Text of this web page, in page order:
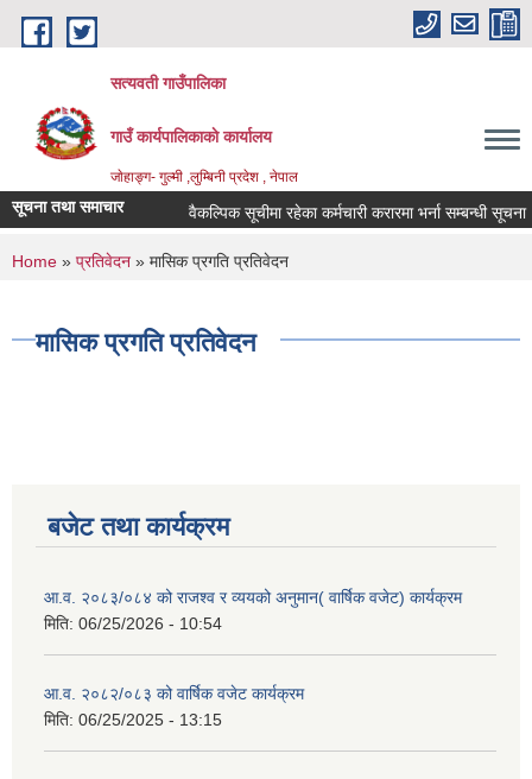
Skip to main content
सत्यवती गाउँपालिका
गाउँ कार्यपालिकाकाे कार्यालय
जाेहाङ्ग- गुल्मी ,लुम्बिनी प्रदेश , नेपाल
सूचना तथा समाचार वैकल्पिक सूचीमा रहेका कर्मचारी करारमा भर्ना सम्बन्धी सूचना ।
You are here
Home » प्रतिवेदन » मासिक प्रगति प्रतिवेदन
मासिक प्रगति प्रतिवेदन
बजेट तथा कार्यक्रम
आ.व. २०८३/०८४ को राजश्व र व्ययको अनुमान( वार्षिक वजेट) कार्यक्रम
मिति: 06/25/2026 - 10:54
आ.व. २०८२/०८३ को वार्षिक वजेट कार्यक्रम
मिति: 06/25/2025 - 13:15